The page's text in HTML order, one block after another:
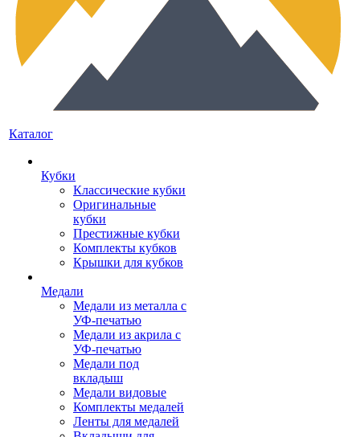
Каталог
Кубки
Классические кубки
Оригинальные
кубки
Престижные кубки
Комплекты кубков
Крышки для кубков
Медали
Медали из металла с
УФ-печатью
Медали из акрила с
УФ-печатью
Медали под
вкладыш
Медали видовые
Комплекты медалей
Ленты для медалей